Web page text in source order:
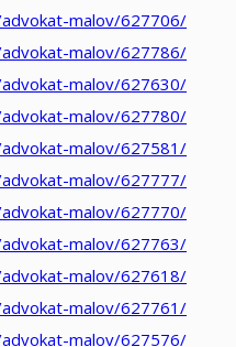
malov/627706/
malov/627786/
malov/627630/
malov/627780/
malov/627581/
malov/627777/
malov/627770/
malov/627763/
malov/627618/
malov/627761/
malov/627576/